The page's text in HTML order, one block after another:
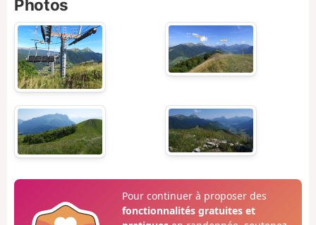
Photos
Pour continuer à proposer des
fonctionnalités gratuites et